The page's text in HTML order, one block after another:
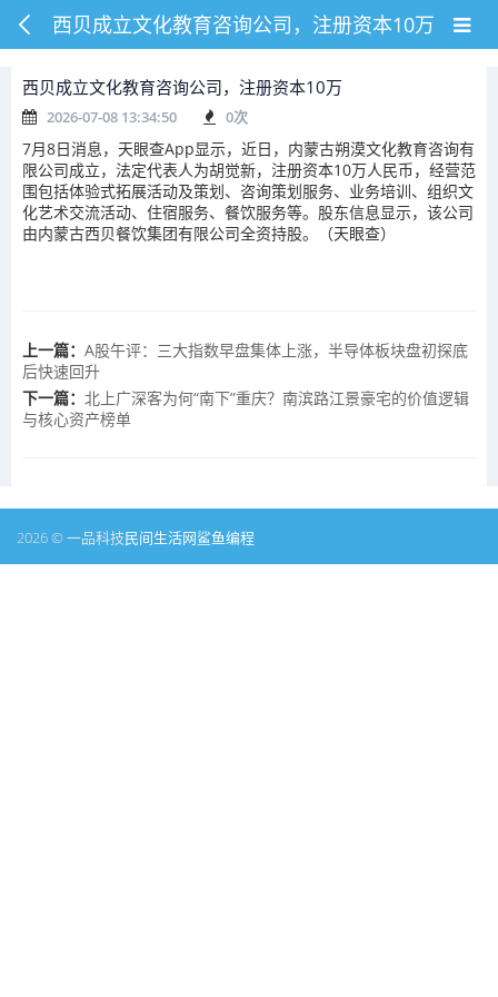
西贝成立文化教育咨询公司，注册资本10万
西贝成立文化教育咨询公司，注册资本10万
2026-07-08 13:34:50 0次
7月8日消息，天眼查App显示，近日，内蒙古朔漠文化教育咨询有
限公司成立，法定代表人为胡觉新，注册资本10万人民币，经营范
围包括体验式拓展活动及策划、咨询策划服务、业务培训、组织文
化艺术交流活动、住宿服务、餐饮服务等。股东信息显示，该公司
由内蒙古西贝餐饮集团有限公司全资持股。（天眼查）
上一篇： A股午评：三大指数早盘集体上涨，半导体板块盘初探底
后快速回升
下一篇： 北上广深客为何“南下”重庆？南滨路江景豪宅的价值逻辑
与核心资产榜单
2026 © 一品科技民间生活网鲨鱼编程